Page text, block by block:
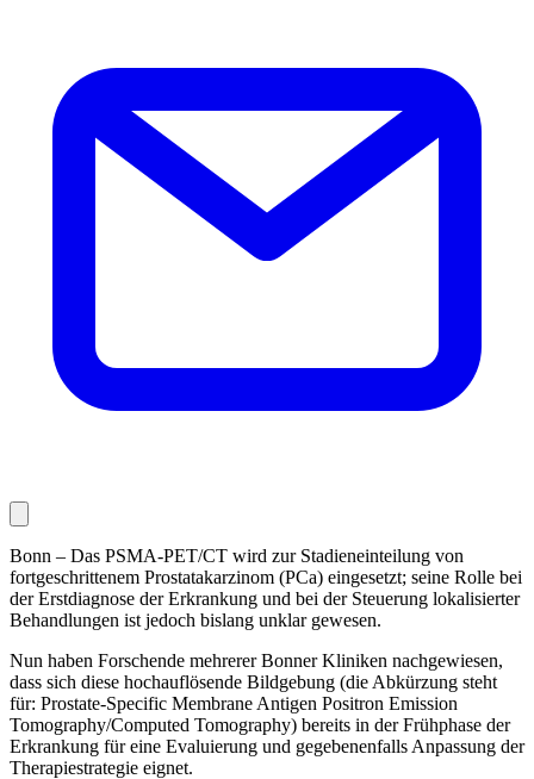
Bonn – Das PSMA-PET/CT wird zur Stadieneinteilung von
fortgeschrittenem Prostatakarzinom (PCa) eingesetzt; seine Rolle bei
der Erstdiagnose der Erkrankung und bei der Steuerung lokalisierter
Behandlungen ist jedoch bislang unklar gewesen.
Nun haben Forschende mehrerer Bonner Kliniken nachgewiesen,
dass sich diese hochauflösende Bildgebung (die Abkürzung steht
für: Prostate-Specific Membrane Antigen Positron Emission
Tomography/Computed Tomography) bereits in der Frühphase der
Erkrankung für eine Evaluierung und gegebenenfalls Anpassung der
Therapiestrategie eignet.